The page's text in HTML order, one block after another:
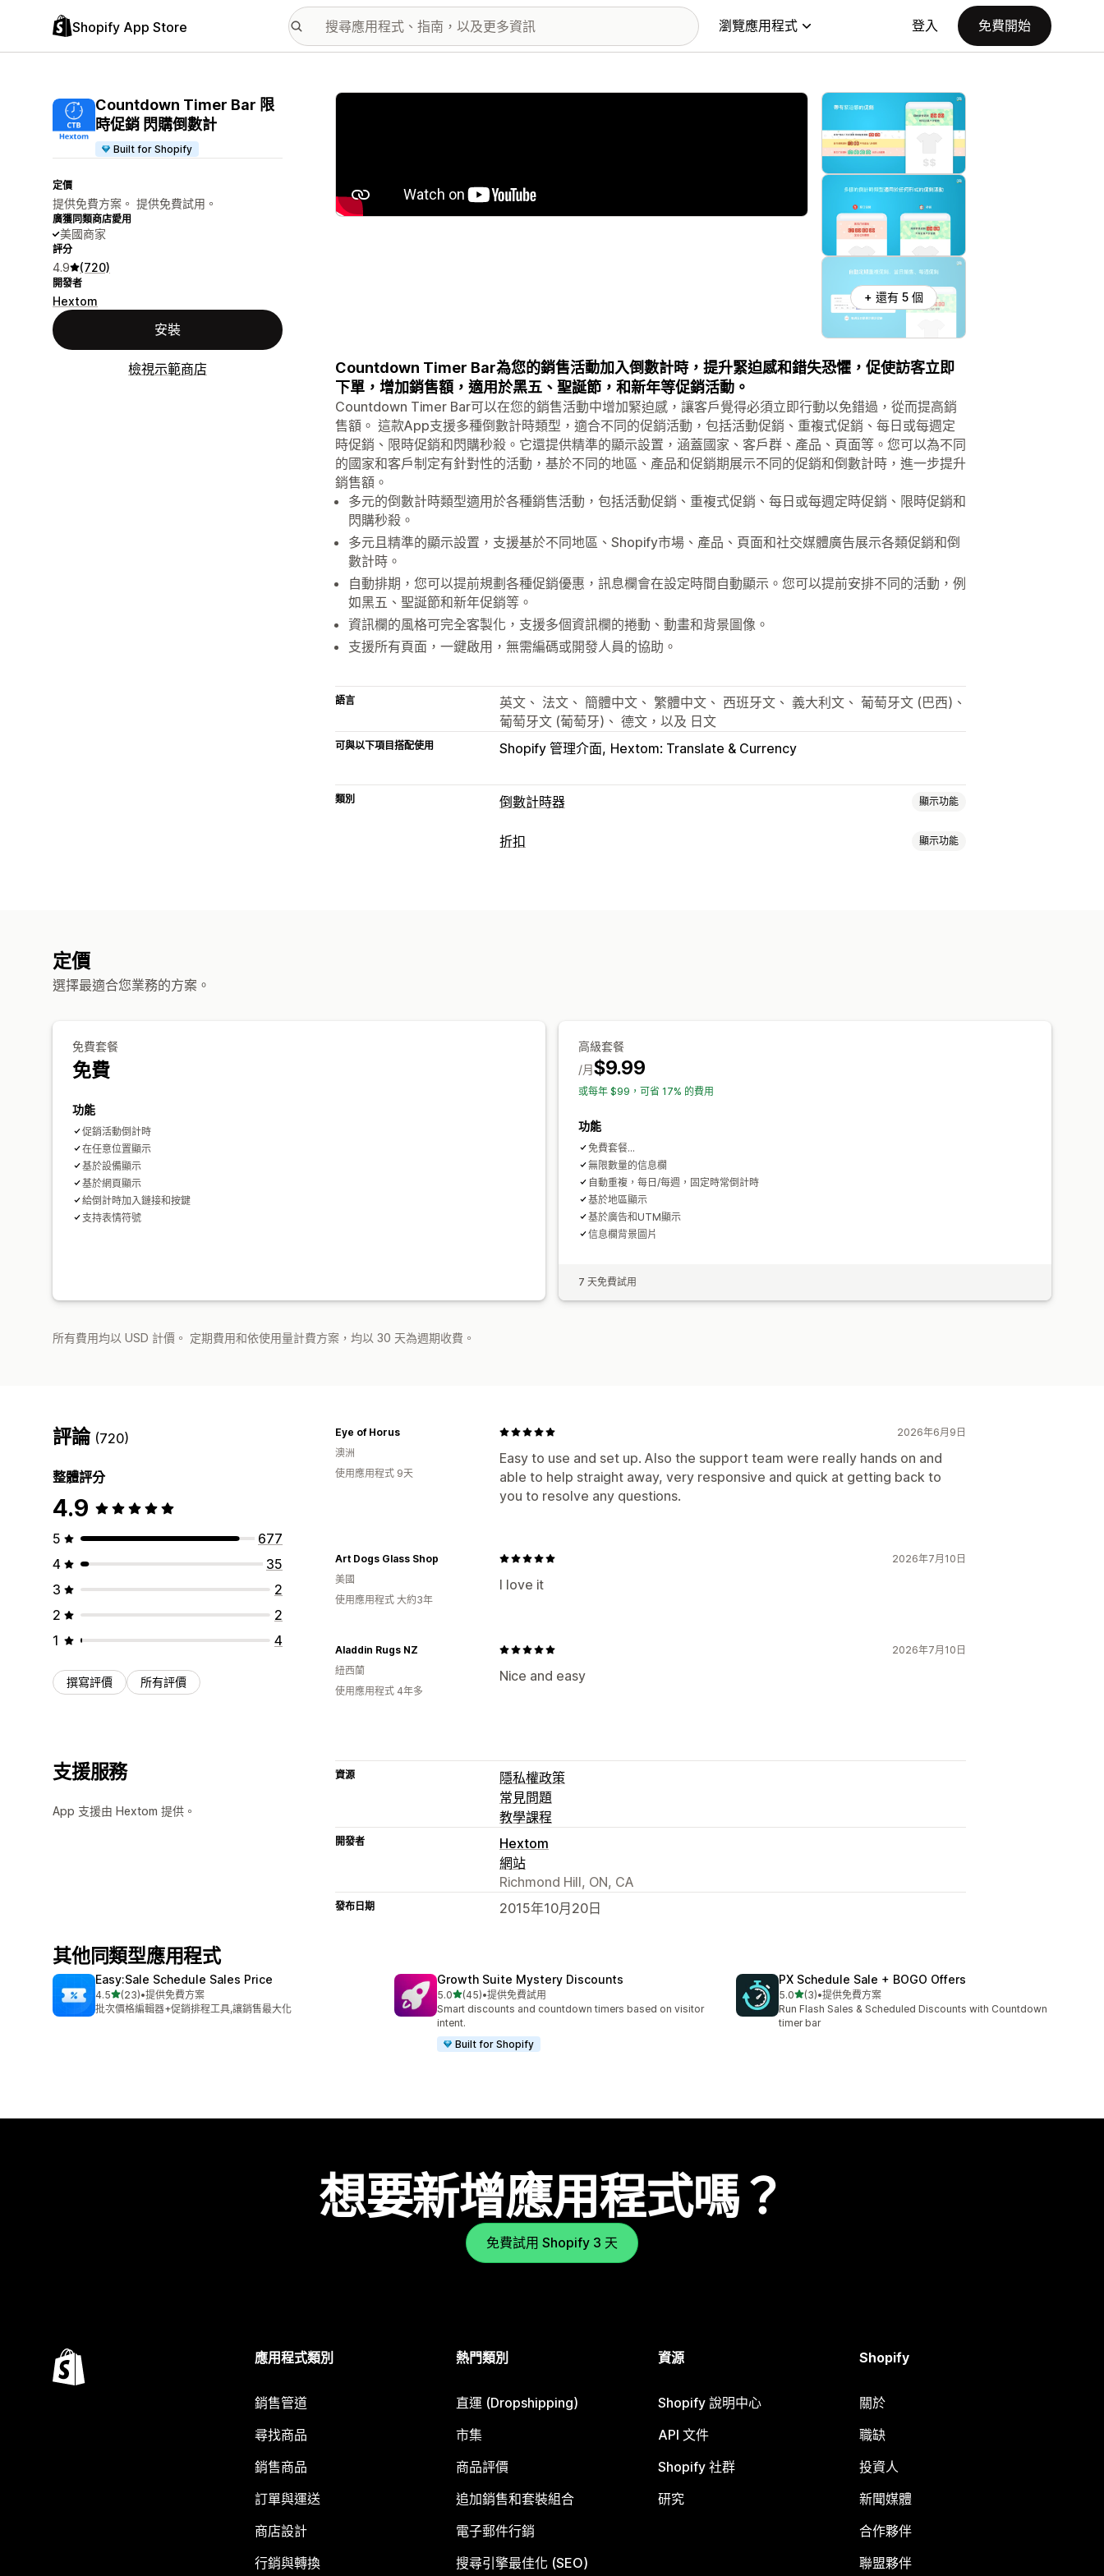
Shopify App Store 瀏覽應用程式 登入 免費開始
Countdown Timer Bar 限
時促銷 閃購倒數計
Built for Shopify
定價
提供免費方案。 提供免費試用。
廣獲同類商店愛用
美國商家
評分
4.9 (720)
開發者
Hextom
安裝
檢視示範商店
主要圖片圖庫
+ 還有 5 個
Countdown Timer Bar為您的銷售活動加入倒數計時，提升緊迫感和錯失恐懼，促使訪客立即
下單，增加銷售額，適用於黑五、聖誕節，和新年等促銷活動。
Countdown Timer Bar可以在您的銷售活動中增加緊迫感，讓客戶覺得必須立即行動以免錯過，從而提高銷
售額。 這款App支援多種倒數計時類型，適合不同的促銷活動，包括活動促銷、重複式促銷、每日或每週定
時促銷、限時促銷和閃購秒殺。它還提供精準的顯示設置，涵蓋國家、客戶群、產品、頁面等。您可以為不同
的國家和客戶制定有針對性的活動，基於不同的地區、產品和促銷期展示不同的促銷和倒數計時，進一步提升
銷售額。
多元的倒數計時類型適用於各種銷售活動，包括活動促銷、重複式促銷、每日或每週定時促銷、限時促銷和
閃購秒殺。
多元且精準的顯示設置，支援基於不同地區、Shopify市場、產品、頁面和社交媒體廣告展示各類促銷和倒
數計時。
自動排期，您可以提前規劃各種促銷優惠，訊息欄會在設定時間自動顯示。您可以提前安排不同的活動，例
如黑五、聖誕節和新年促銷等。
資訊欄的風格可完全客製化，支援多個資訊欄的捲動、動畫和背景圖像。
支援所有頁面，一鍵啟用，無需編碼或開發人員的協助。
語言
英文、 法文、 簡體中文、 繁體中文、 西班牙文、 義大利文、 葡萄牙文 (巴西)、
葡萄牙文 (葡萄牙)、 德文，以及 日文
可與以下項目搭配使用 Shopify 管理介面 Hextom: Translate & Currency
類別 倒數計時器 顯示功能
顯示選項
商店開幕
折扣 顯示功能
定價
選擇最適合您業務的方案。
免費套餐
免費
功能
促銷活動倒計時
在任意位置顯示
基於設備顯示
基於網頁顯示
給倒計時加入鏈接和按鍵
支持表情符號
高級套餐
$9.99
/月
或每年 $99，可省 17% 的費用
功能
免費套餐...
無限數量的信息欄
自動重複，每日/每週，固定時常倒計時
基於地區顯示
基於廣告和UTM顯示
信息欄背景圖片
7 天免費試用
所有費用均以 USD 計價。 定期費用和依使用量計費方案，均以 30 天為週期收費。
評論 (720)
整體評分
4.9
5
677
4
35
3
2
2
2
1
4
撰寫評價 所有評價
2026年6月9日
Easy to use and set up. Also the support team were really hands on and
able to help straight away, very responsive and quick at getting back to
you to resolve any questions.
Eye of Horus
澳洲
使用應用程式 9天
2026年7月10日
I love it
Art Dogs Glass Shop
美國
使用應用程式 大約3年
2026年7月10日
Nice and easy
Aladdin Rugs NZ
紐西蘭
使用應用程式 4年多
支援服務
App 支援由 Hextom 提供。
資源
隱私權政策
常見問題
教學課程
開發者
Hextom
網站
Richmond Hill, ON, CA
發布日期 2015年10月20日
其他同類型應用程式
Easy:Sale Schedule Sales Price
4.5滿分 5 顆星
(23)
共有 23 則評價
•提供免費方案
批次價格編輯器+促銷排程工具,讓銷售最大化
Growth Suite Mystery Discounts
5.0滿分 5 顆星
(45)
共有 45 則評價
•提供免費試用
Smart discounts and countdown timers based on visitor
intent.
Built for Shopify
PX Schedule Sale + BOGO Offers
5.0滿分 5 顆星
(3)
共有 3 則評價
•提供免費方案
Run Flash Sales & Scheduled Discounts with Countdown
timer bar
想要新增應用程式嗎？
免費試用 Shopify 3 天
應用程式類別
銷售管道
尋找商品
銷售商品
訂單與運送
商店設計
行銷與轉換
熱門類別
直運 (Dropshipping)
市集
商品評價
追加銷售和套裝組合
電子郵件行銷
搜尋引擎最佳化 (SEO)
資源
Shopify 說明中心
API 文件
Shopify 社群
研究
Shopify
關於
職缺
投資人
新聞媒體
合作夥伴
聯盟夥伴